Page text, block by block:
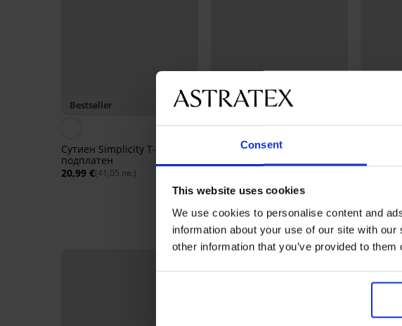
Consent
This website uses cookies
We use cookies to personalise content and
information about your use of our site with
other information that you’ve provided to
Bestseller
4,9
Сутиен Simplicity T-Shirt Bra
подплатен
20,99 €(41,05 лв.)
4,9
Сутиен Spacer Flexicup
Dotted Mesh II
40,99 €